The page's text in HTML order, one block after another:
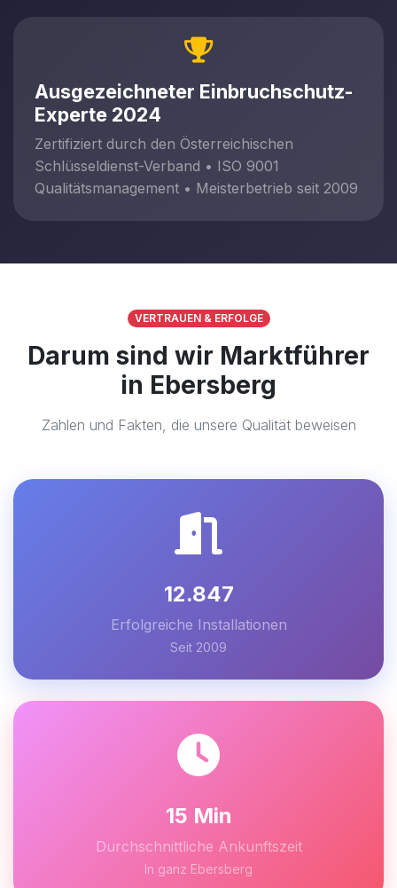
Ausgezeichneter Einbruchschutz-
Experte 2024
Zertifiziert durch den Österreichischen
Schlüsseldienst-Verband • ISO 9001
Qualitätsmanagement • Meisterbetrieb seit 2009
VERTRAUEN & ERFOLGE
Darum sind wir Marktführer
in Ebersberg
Zahlen und Fakten, die unsere Qualität beweisen
12.847
Erfolgreiche Installationen
Seit 2009
15 Min
Durchschnittliche Ankunftszeit
In ganz Ebersberg